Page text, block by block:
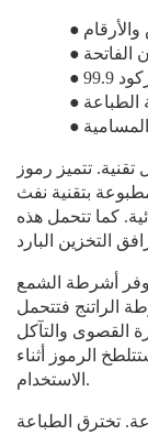
●
● الفاتحة
●
● الطباعة
●
تتميز رموز
بتقنية نفث
كما تتحمل هذه
أشرطة الشمع
الراتنج فتتحمل
القصوى والتآكل
الرموز أثناء
الاستخدام.
تخترق الطباعة